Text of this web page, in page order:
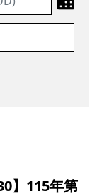
】115年第